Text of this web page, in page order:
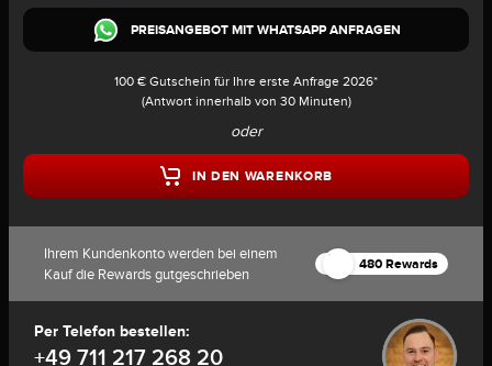
PREISANGEBOT MIT WHATSAPP ANFRAGEN
100 € Gutschein für Ihre erste Anfrage 2026*
(Antwort innerhalb von 30 Minuten)
oder
IN DEN WARENKORB
Ihrem Kundenkonto werden bei einem
Kauf die Rewards gutgeschrieben
480 Rewards
Per Telefon bestellen:
+49 711 217 268 20